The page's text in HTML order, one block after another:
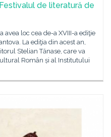
de literatură de
avea loc cea de-a XVIII-a ediţie
La ediţia din acest an,
Stelian Tănase, care va
Român și al Institutului